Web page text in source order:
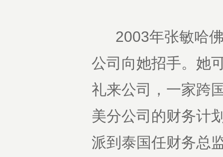
2003年张敏哈佛
公司向她招手。她
礼来公司，一家跨
美分公司的财务计
派到泰国任财务总